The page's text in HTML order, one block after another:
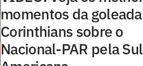
momentos da
Corinthians sobre o
Nacional-PAR pela